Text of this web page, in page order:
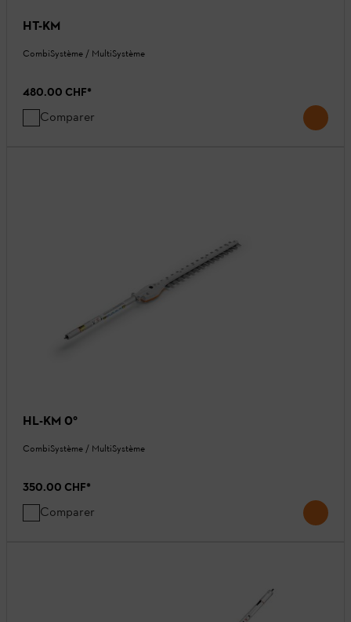
HT-KM
CombiSystème / MultiSystème
480.00 CHF*
Comparer
HL-KM 0°
CombiSystème / MultiSystème
350.00 CHF*
Comparer